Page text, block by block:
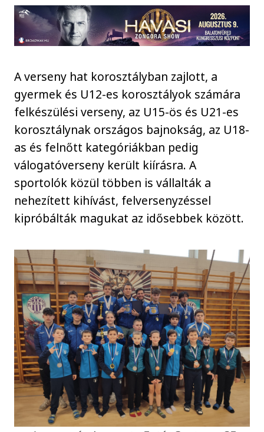
A verseny hat korosztályban zajlott, a
gyermek és U12-es korosztályok számára
felkészülési verseny, az U15-ös és U21-es
korosztálynak országos bajnokság, az U18-
as és felnőtt kategóriákban pedig
válogatóverseny került kiírásra. A
sportolók közül többen is vállalták a
nehezített kihívást, felversenyzéssel
kipróbálták magukat az idősebbek között.